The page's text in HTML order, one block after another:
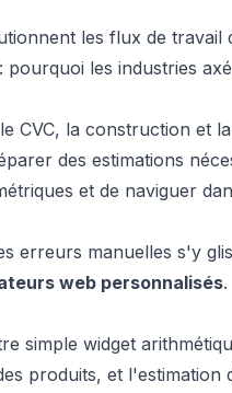
les flux de travail
les industries
CVC, la construction et
des estimations
et de naviguer
erreurs manuelles s'y
web personnalisés.
simple widget
produits, et